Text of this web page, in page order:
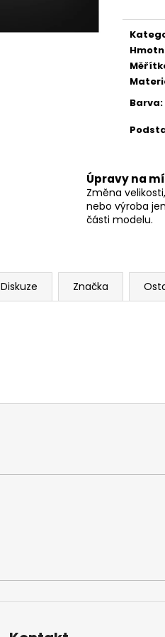
Barva:
Úpravy na
Změna
nebo výroba
části modelu.
Diskuze Značka